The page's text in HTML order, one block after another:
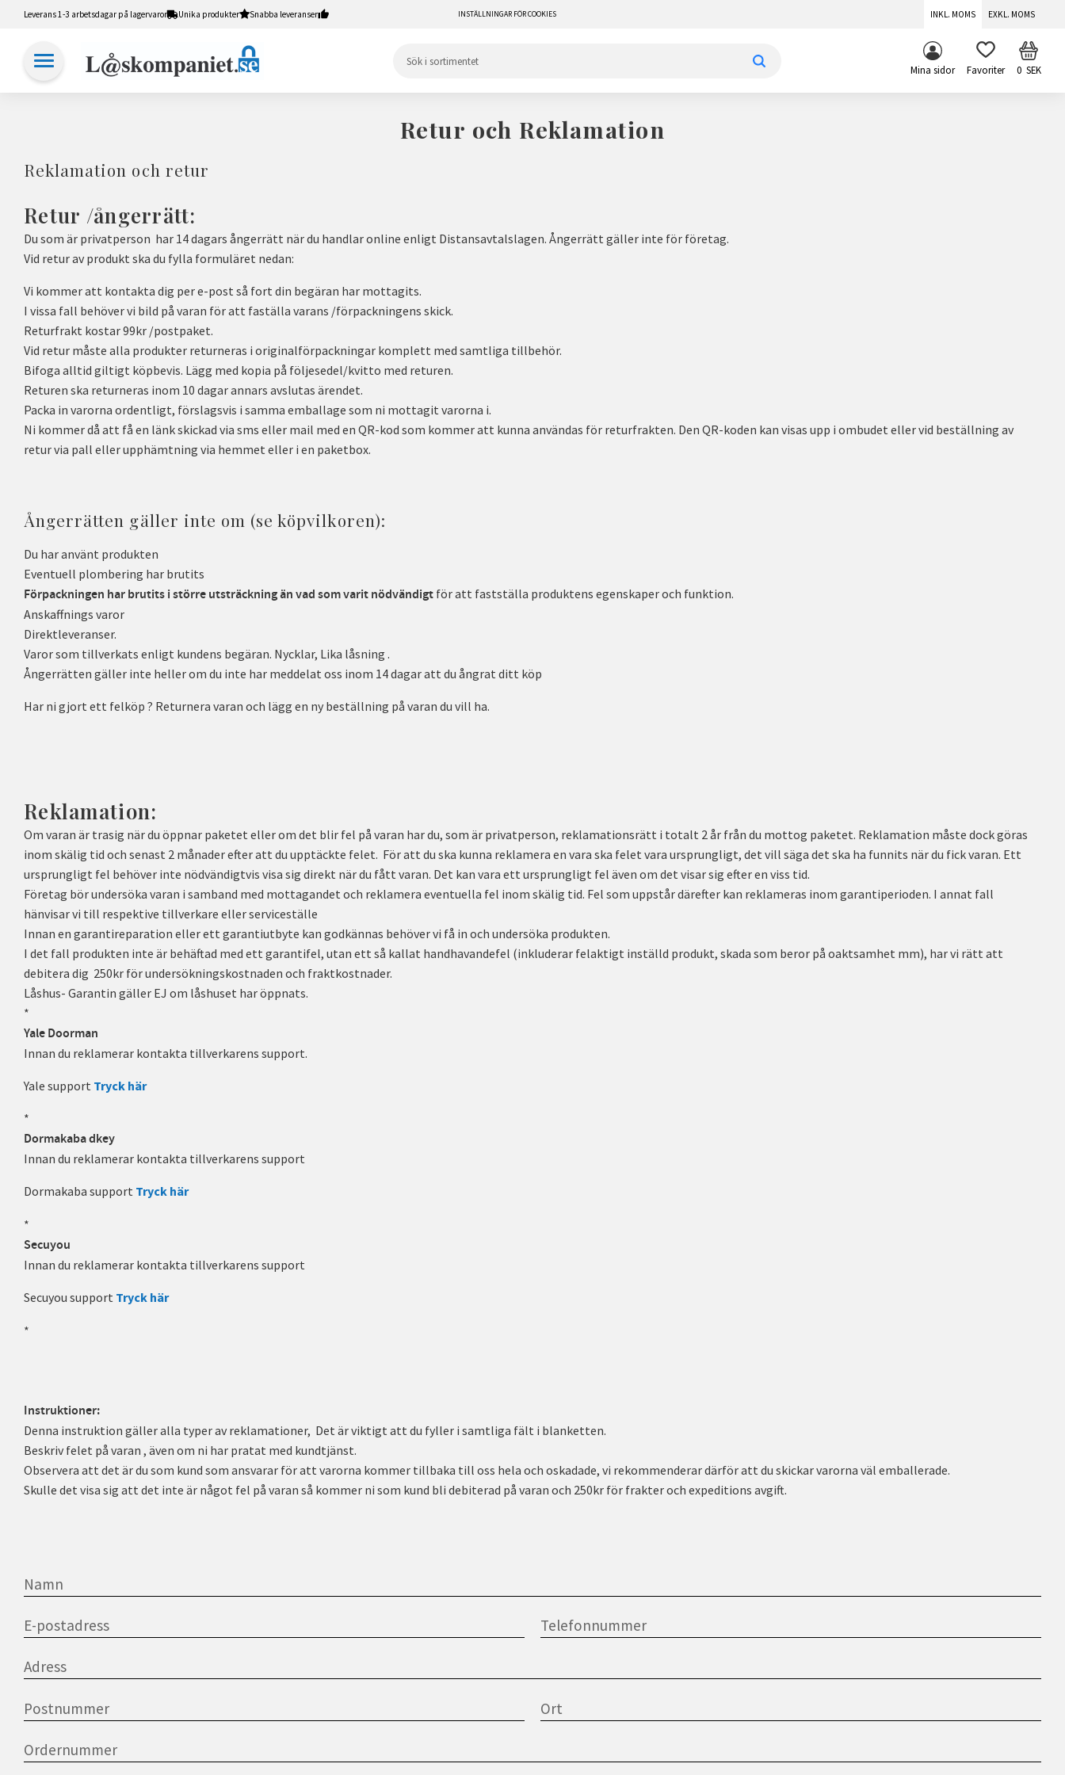
Leverans 1-3 arbetsdagar på lagervaror Unika produkter Snabba leveranser INSTÄLLNINGAR FÖR COOKIES INKL. MOMS EXKL. MOMS
Mina sidor FAVORITER 0SEK
Retur och Reklamation
Reklamation och retur
Retur /ångerrätt:
Du som är privatperson har 14 dagars ångerrätt när du handlar online enligt Distansavtalslagen. Ångerrätt gäller inte för företag.
Vid retur av produkt ska du fylla formuläret nedan:
Vi kommer att kontakta dig per e-post så fort din begäran har mottagits.
I vissa fall behöver vi bild på varan för att faställa varans /förpackningens skick.
Returfrakt kostar 99kr /postpaket.
Vid retur måste alla produkter returneras i originalförpackningar komplett med samtliga tillbehör.
Bifoga alltid giltigt köpbevis. Lägg med kopia på följesedel/kvitto med returen.
Returen ska returneras inom 10 dagar annars avslutas ärendet.
Packa in varorna ordentligt, förslagsvis i samma emballage som ni mottagit varorna i.
Ni kommer då att få en länk skickad via sms eller mail med en QR-kod som kommer att kunna användas för returfrakten. Den QR-koden kan visas upp i ombudet eller vid beställning av
retur via pall eller upphämtning via hemmet eller i en paketbox.
Ångerrätten gäller inte om (se köpvilkoren):
Du har använt produkten
Eventuell plombering har brutits
Förpackningen har brutits i större utsträckning än vad som varit nödvändigt för att fastställa produktens egenskaper och funktion.
Anskaffnings varor
Direktleveranser.
Varor som tillverkats enligt kundens begäran. Nycklar, Lika låsning .
Ångerrätten gäller inte heller om du inte har meddelat oss inom 14 dagar att du ångrat ditt köp
Har ni gjort ett felköp ? Returnera varan och lägg en ny beställning på varan du vill ha.
Reklamation:
Om varan är trasig när du öppnar paketet eller om det blir fel på varan har du, som är privatperson, reklamationsrätt i totalt 2 år från du mottog paketet. Reklamation måste dock göras
inom skälig tid och senast 2 månader efter att du upptäckte felet. För att du ska kunna reklamera en vara ska felet vara ursprungligt, det vill säga det ska ha funnits när du fick varan. Ett
ursprungligt fel behöver inte nödvändigtvis visa sig direkt när du fått varan. Det kan vara ett ursprungligt fel även om det visar sig efter en viss tid.
Företag bör undersöka varan i samband med mottagandet och reklamera eventuella fel inom skälig tid. Fel som uppstår därefter kan reklameras inom garantiperioden. I annat fall
hänvisar vi till respektive tillverkare eller serviceställe
Innan en garantireparation eller ett garantiutbyte kan godkännas behöver vi få in och undersöka produkten.
I det fall produkten inte är behäftad med ett garantifel, utan ett så kallat handhavandefel (inkluderar felaktigt inställd produkt, skada som beror på oaktsamhet mm), har vi rätt att
debitera dig 250kr för undersökningskostnaden och fraktkostnader.
Låshus- Garantin gäller EJ om låshuset har öppnats.
*
Yale Doorman
Innan du reklamerar kontakta tillverkarens support.
Yale support Tryck här
*
Dormakaba dkey
Innan du reklamerar kontakta tillverkarens support
Dormakaba support Tryck här
*
Secuyou
Innan du reklamerar kontakta tillverkarens support
Secuyou support Tryck här
*
Instruktioner:
Denna instruktion gäller alla typer av reklamationer, Det är viktigt att du fyller i samtliga fält i blanketten.
Beskriv felet på varan , även om ni har pratat med kundtjänst.
Observera att det är du som kund som ansvarar för att varorna kommer tillbaka till oss hela och oskadade, vi rekommenderar därför att du skickar varorna väl emballerade.
Skulle det visa sig att det inte är något fel på varan så kommer ni som kund bli debiterad på varan och 250kr för frakter och expeditions avgift.